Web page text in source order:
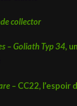
collector
Goliath Typ 34,
– CC22, l’espoir